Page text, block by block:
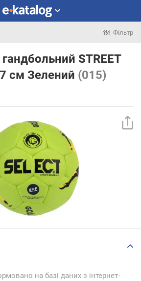
Фільтр
STREET
см Зелений (015)
на базі даних з інтернет-